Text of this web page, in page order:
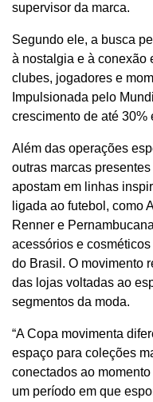
supervisor da marca.
Segundo ele, a busca
à nostalgia e à conexão
clubes, jogadores e
Impulsionada pelo
crescimento de até 30%
Além das operações
outras marcas
apostam em linhas
ligada ao futebol, como
Renner e
acessórios e
do Brasil. O movimento
das lojas voltadas ao
segmentos da moda.
“A Copa movimenta
espaço para coleções
conectados ao
um período em que